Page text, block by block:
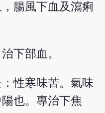
，腸風下血及瀉痢
下部血。
：性寒味苦。氣味
也。專治下焦